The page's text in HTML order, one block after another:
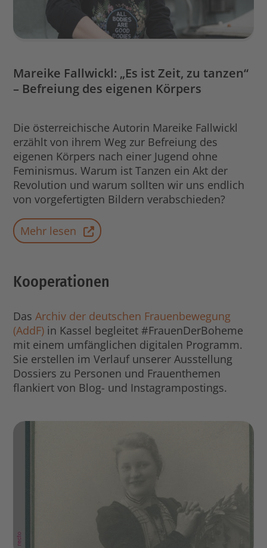
Mareike Fallwickl: „Es ist Zeit, zu tanzen“
– Befreiung des eigenen Körpers
Die österreichische Autorin Mareike Fallwickl
erzählt von ihrem Weg zur Befreiung des
eigenen Körpers nach einer Jugend ohne
Feminismus. Warum ist Tanzen ein Akt der
Revolution und warum sollten wir uns endlich
von vorgefertigten Bildern verabschieden?
Mehr lesen
Kooperationen
DasArchiv der deutschen Frauenbewegung
(AddF) in Kassel begleitet #FrauenDerBoheme
mit einem umfänglichen digitalen Programm.
Sie erstellen im Verlauf unserer Ausstellung
Dossiers zu Personen und Frauenthemen
flankiert von Blog- und Instagrampostings.